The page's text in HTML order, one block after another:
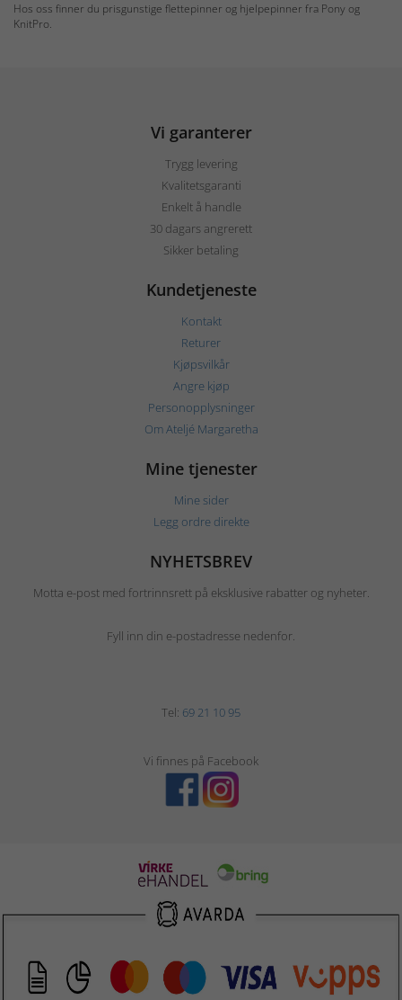
Hos oss finner du prisgunstige flettepinner og hjelpepinner fra Pony og
KnitPro.
Vi garanterer
Trygg levering
Kvalitetsgaranti
Enkelt å handle
30 dagars angrerett
Sikker betaling
Kundetjeneste
Kontakt
Returer
Kjøpsvilkår
Angre kjøp
Personopplysninger
Om Ateljé Margaretha
Mine tjenester
Mine sider
Legg ordre direkte
NYHETSBREV
Motta e-post med fortrinnsrett på eksklusive rabatter og nyheter.
Fyll inn din e-postadresse nedenfor.
Tel: 69 21 10 95
Vi finnes på Facebook